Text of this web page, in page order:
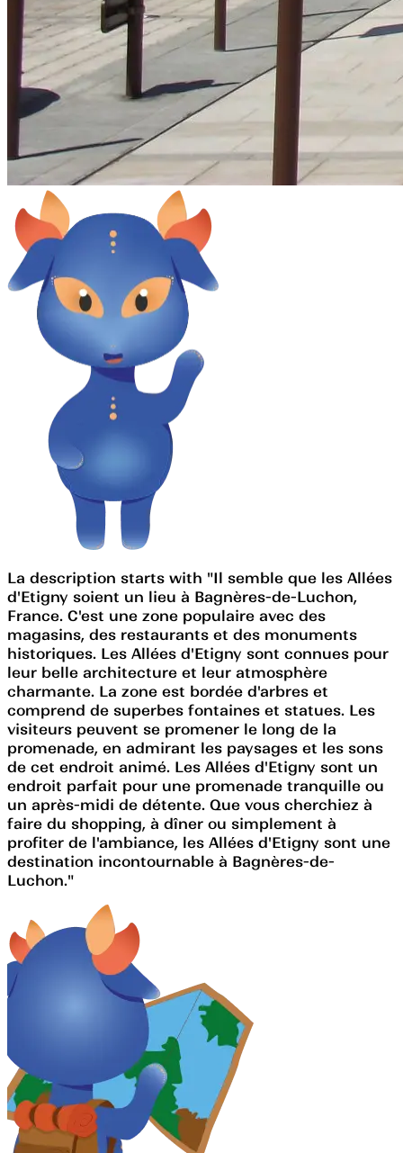
La description starts with "Il semble que les Allées
d'Etigny soient un lieu à Bagnères-de-Luchon,
France. C'est une zone populaire avec des
magasins, des restaurants et des monuments
historiques. Les Allées d'Etigny sont connues pour
leur belle architecture et leur atmosphère
charmante. La zone est bordée d'arbres et
comprend de superbes fontaines et statues. Les
visiteurs peuvent se promener le long de la
promenade, en admirant les paysages et les sons
de cet endroit animé. Les Allées d'Etigny sont un
endroit parfait pour une promenade tranquille ou
un après-midi de détente. Que vous cherchiez à
faire du shopping, à dîner ou simplement à
profiter de l'ambiance, les Allées d'Etigny sont une
destination incontournable à Bagnères-de-
Luchon."